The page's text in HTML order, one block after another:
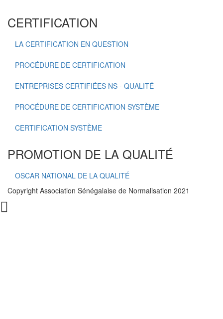
CERTIFICATION
LA CERTIFICATION EN QUESTION
PROCÉDURE DE CERTIFICATION
ENTREPRISES CERTIFIÉES NS - QUALITÉ
PROCÉDURE DE CERTIFICATION SYSTÈME
CERTIFICATION SYSTÈME
PROMOTION DE LA QUALITÉ
OSCAR NATIONAL DE LA QUALITÉ
Copyright Association Sénégalaise de Normalisation 2021